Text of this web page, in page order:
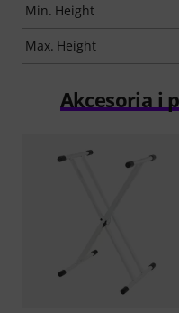
Min. Height
Max. Height
Akcesoria i